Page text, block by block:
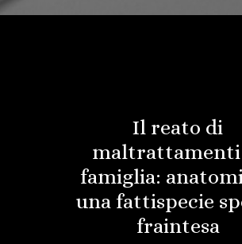
Il reato di
famiglia:
una fattispecie
fraintesa